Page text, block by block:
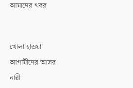
আমাদের খবর
খোলা হাওয়া
আগামীদের আসর
নারী